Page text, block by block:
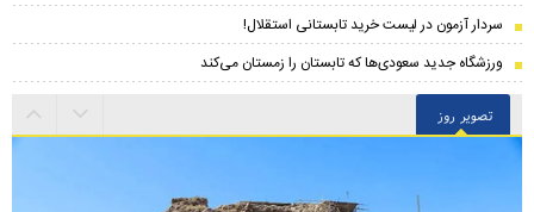
سردار آزمون در لیست خرید تابستانی استقلال!
ورزشگاه جدید سعودی‌ها که تابستان را زمستان می‌کند
تصویر روز